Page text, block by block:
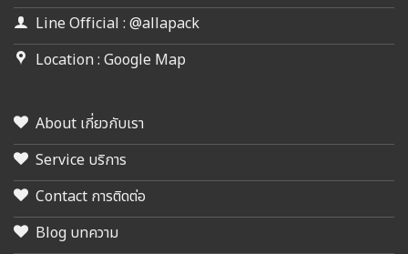
Line Official : @allapack
Location : Google Map
About เกี่ยวกับเรา
Service บริการ
Contact การติดต่อ
Blog บทความ